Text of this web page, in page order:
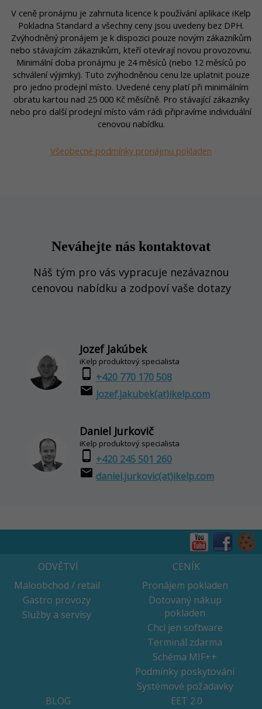
V ceně pronájmu je zahrnuta licence k používání aplikace iKelp
Pokladna Standard a všechny ceny jsou uvedeny bez DPH.
Zvýhodněný pronájem je k dispozici pouze novým zákazníkům
nebo stávajícím zákazníkům, kteří otevírají novou provozovnu.
Minimální doba pronájmu je 24 měsíců (nebo 12 měsíců po
schválení výjimky). Tuto zvýhodněnou cenu lze uplatnit pouze
pro jedno prodejní místo. Uvedené ceny platí při minimálním
obratu kartou nad 25 000 Kč měsíčně. Pro stávající zákazníky
nebo pro další prodejní místo vám rádi připravíme individuální
cenovou nabídku.
Všeobecné podmínky pronájmu pokladen
Neváhejte nás kontaktovat
Náš tým pro vás vypracuje nezávaznou
cenovou nabídku a zodpoví vaše dotazy
Jozef Jakúbek
iKelp produktový specialista
phone_android +420 770 170 508
email jozef.jakubek(at)ikelp.com
Daniel Jurkovič
iKelp produktový specialista
phone_android +420 245 501 260
email daniel.jurkovic(at)ikelp.com
ODVĚTVÍ
Maloobchod / retail
Gastro provozy
Služby a servisy
CENÍK
Pronájem pokladen
Dotovaný nákup
pokladen
Chci jen software
Terminál zdarma
Schéma MIF++
Podmínky poskytování
Systémové požadavky
BLOG
EET 2.0